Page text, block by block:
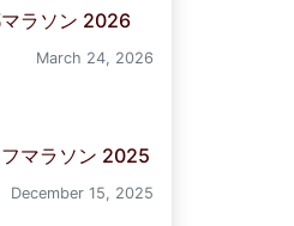
マラソン 2026
March 24, 2026
マラソン 2025
December 15, 2025